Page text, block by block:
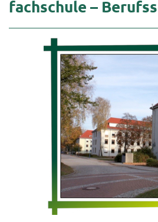
fach­schu­le –